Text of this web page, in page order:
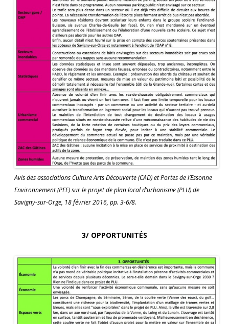
Avis des associations Culture Arts Découverte (CAD) et Portes de l’Essonne
Environnement (PEE) sur le projet de plan local d’urbanisme (PLU) de
Savigny-sur-Orge, 18 février 2016, pp. 3-6/8.
3/ OPPORTUNITÉS